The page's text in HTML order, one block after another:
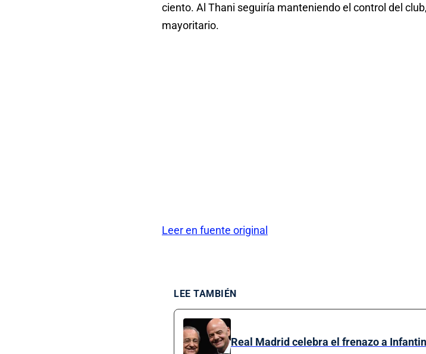
ciento. Al Thani seguiría manteniendo el control del
mayoritario.
Leer en fuente original
LEE TAMBIÉN
Real Madrid celebra el frenazo a